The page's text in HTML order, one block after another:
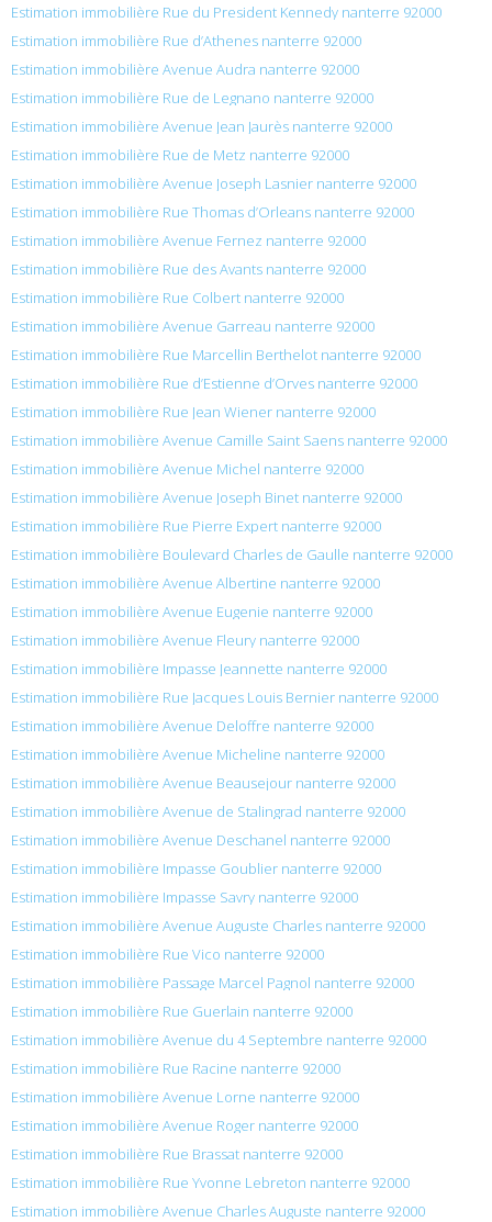
Estimation immobilière Rue du President Kennedy nanterre 92000
Estimation immobilière Rue d’Athenes nanterre 92000
Estimation immobilière Avenue Audra nanterre 92000
Estimation immobilière Rue de Legnano nanterre 92000
Estimation immobilière Avenue Jean Jaurès nanterre 92000
Estimation immobilière Rue de Metz nanterre 92000
Estimation immobilière Avenue Joseph Lasnier nanterre 92000
Estimation immobilière Rue Thomas d’Orleans nanterre 92000
Estimation immobilière Avenue Fernez nanterre 92000
Estimation immobilière Rue des Avants nanterre 92000
Estimation immobilière Rue Colbert nanterre 92000
Estimation immobilière Avenue Garreau nanterre 92000
Estimation immobilière Rue Marcellin Berthelot nanterre 92000
Estimation immobilière Rue d’Estienne d’Orves nanterre 92000
Estimation immobilière Rue Jean Wiener nanterre 92000
Estimation immobilière Avenue Camille Saint Saens nanterre 92000
Estimation immobilière Avenue Michel nanterre 92000
Estimation immobilière Avenue Joseph Binet nanterre 92000
Estimation immobilière Rue Pierre Expert nanterre 92000
Estimation immobilière Boulevard Charles de Gaulle nanterre 92000
Estimation immobilière Avenue Albertine nanterre 92000
Estimation immobilière Avenue Eugenie nanterre 92000
Estimation immobilière Avenue Fleury nanterre 92000
Estimation immobilière Impasse Jeannette nanterre 92000
Estimation immobilière Rue Jacques Louis Bernier nanterre 92000
Estimation immobilière Avenue Deloffre nanterre 92000
Estimation immobilière Avenue Micheline nanterre 92000
Estimation immobilière Avenue Beausejour nanterre 92000
Estimation immobilière Avenue de Stalingrad nanterre 92000
Estimation immobilière Avenue Deschanel nanterre 92000
Estimation immobilière Impasse Goublier nanterre 92000
Estimation immobilière Impasse Savry nanterre 92000
Estimation immobilière Avenue Auguste Charles nanterre 92000
Estimation immobilière Rue Vico nanterre 92000
Estimation immobilière Passage Marcel Pagnol nanterre 92000
Estimation immobilière Rue Guerlain nanterre 92000
Estimation immobilière Avenue du 4 Septembre nanterre 92000
Estimation immobilière Rue Racine nanterre 92000
Estimation immobilière Avenue Lorne nanterre 92000
Estimation immobilière Avenue Roger nanterre 92000
Estimation immobilière Rue Brassat nanterre 92000
Estimation immobilière Rue Yvonne Lebreton nanterre 92000
Estimation immobilière Avenue Charles Auguste nanterre 92000